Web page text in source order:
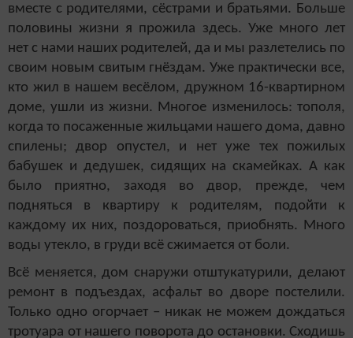
вместе с родителями, сёстрами и братьями. Больше
половины жизни я прожила здесь. Уже много лет
нет с нами наших родителей, да и мы разлетелись по
своим новым свитым гнёздам. Уже практически все,
кто жил в нашем весёлом, дружном 16-квартирном
доме, ушли из жизни. Многое изменилось: тополя,
когда то посаженные жильцами нашего дома, давно
спилены; двор опустел, и нет уже тех пожилых
бабушек и дедушек, сидящих на скамейках. А как
было приятно, заходя во двор, прежде, чем
подняться в квартиру к родителям, подойти к
каждому их них, поздороваться, приобнять. Много
воды утекло, в груди всё сжимается от боли.
Всё меняется, дом снаружи отштукатурили, делают
ремонт в подъездах, асфальт во дворе постелили.
Только одно огорчает – никак не можем дождаться
тротуара от нашего поворота до остановки. Сходишь